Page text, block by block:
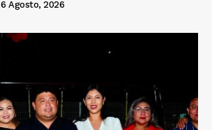
6 Agosto, 2026